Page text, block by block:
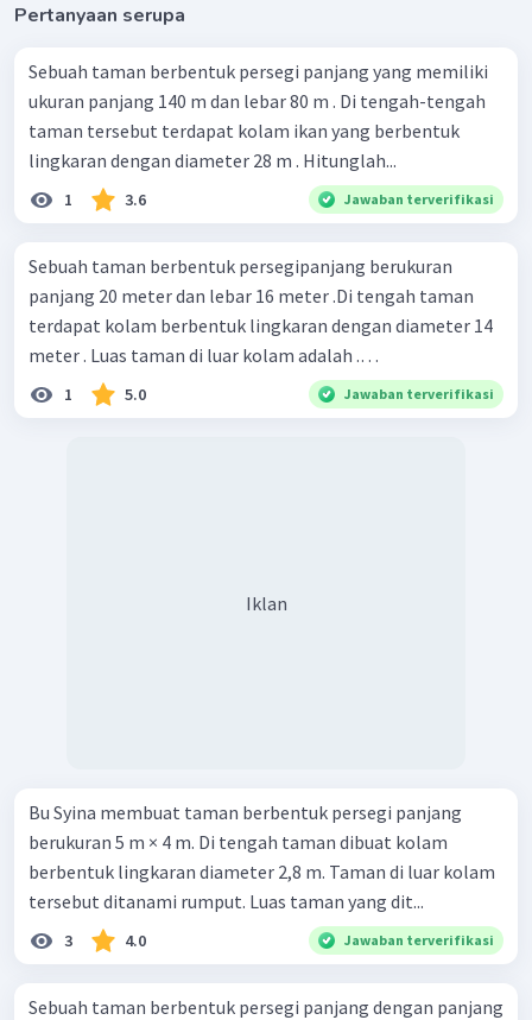
Pertanyaan serupa
Sebuah taman berbentuk persegi panjang yang memiliki
ukuran panjang 140 m dan lebar 80 m . Di tengah-tengah
taman tersebut terdapat kolam ikan yang berbentuk
lingkaran dengan diameter 28 m . Hitunglah...
1 3.6 Jawaban terverifikasi
Sebuah taman berbentuk persegipanjang berukuran
panjang 20 meter dan lebar 16 meter .Di tengah taman
terdapat kolam berbentuk lingkaran dengan diameter 14
meter . Luas taman di luar kolam adalah .…
1 5.0 Jawaban terverifikasi
Iklan
Bu Syina membuat taman berbentuk persegi panjang
berukuran 5 m × 4 m. Di tengah taman dibuat kolam
berbentuk lingkaran diameter 2,8 m. Taman di luar kolam
tersebut ditanami rumput. Luas taman yang dit...
3 4.0 Jawaban terverifikasi
Sebuah taman berbentuk persegi panjang dengan panjang